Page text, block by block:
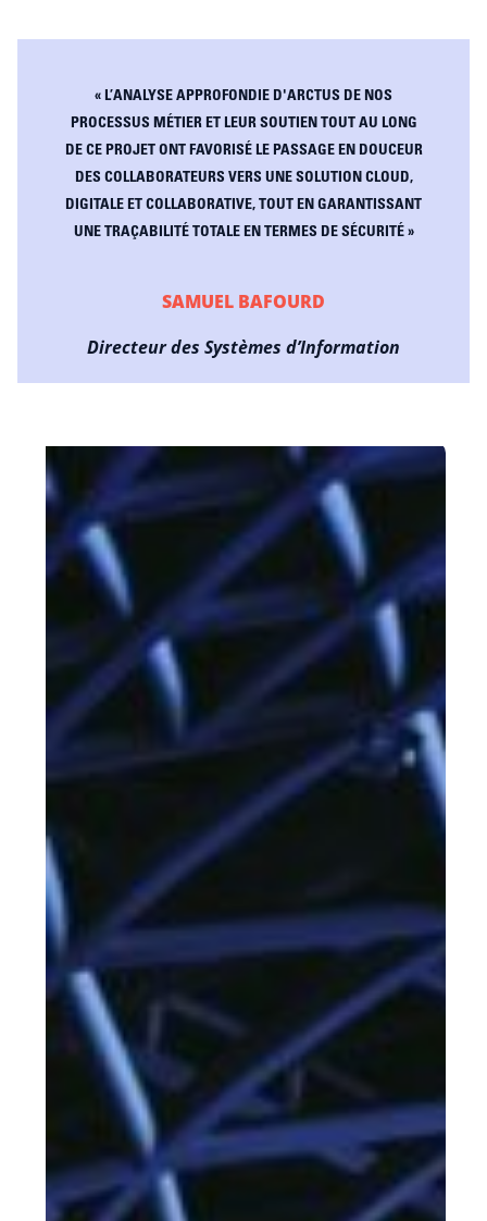
« L’ANALYSE APPROFONDIE D'ARCTUS DE NOS
PROCESSUS MÉTIER ET LEUR SOUTIEN TOUT AU LONG
DE CE PROJET ONT FAVORISÉ LE PASSAGE EN DOUCEUR
DES COLLABORATEURS VERS UNE SOLUTION CLOUD,
DIGITALE ET COLLABORATIVE, TOUT EN GARANTISSANT
UNE TRAÇABILITÉ TOTALE EN TERMES DE SÉCURITÉ »
SAMUEL BAFOURD
Directeur des Systèmes d’Information